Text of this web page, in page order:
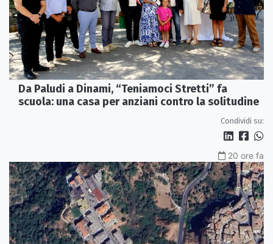
Da Paludi a Dinami, “Teniamoci Stretti” fa
scuola: una casa per anziani contro la solitudine
Condividi su:
20 ore fa